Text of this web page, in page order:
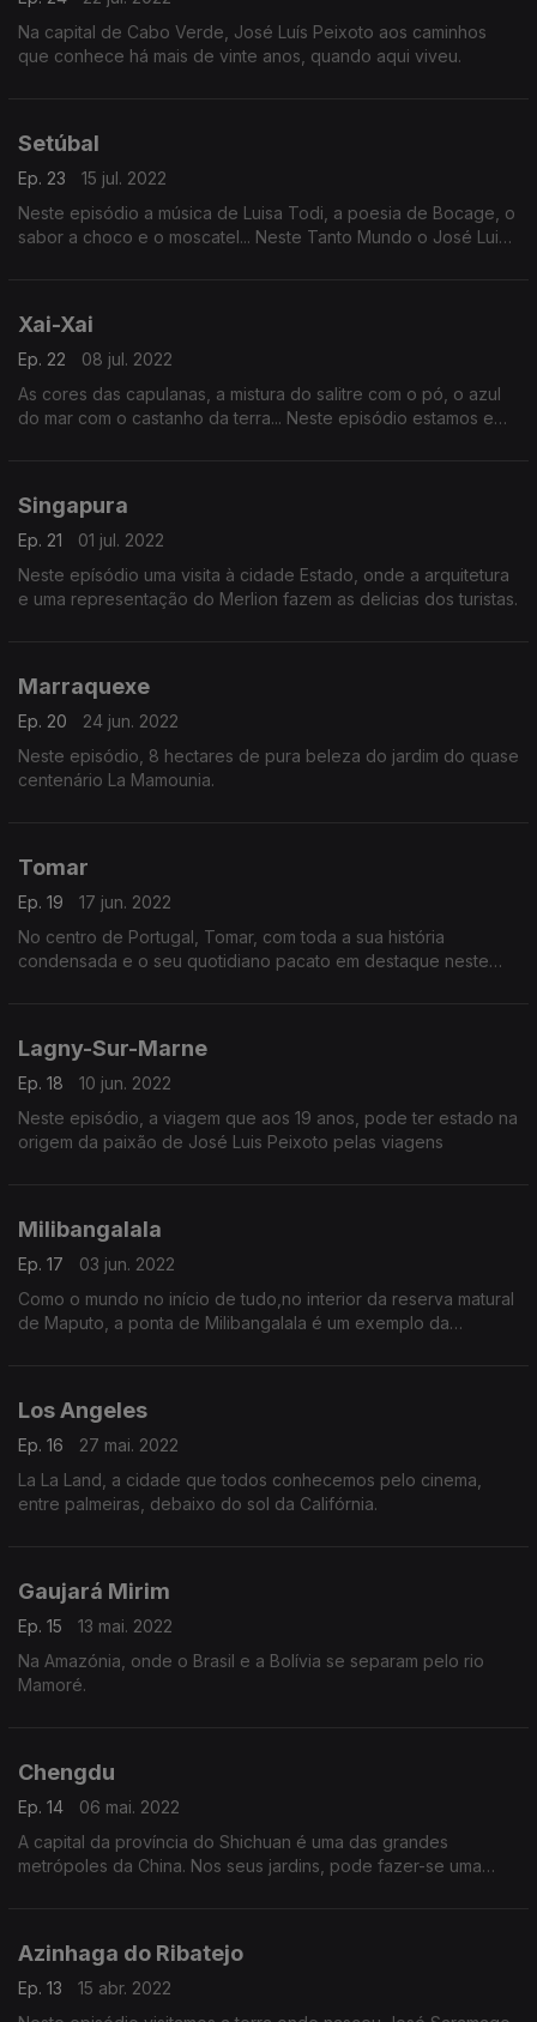
Na capital de Cabo Verde, José Luís Peixoto aos caminhos
que conhece há mais de vinte anos, quando aqui viveu.
Setúbal
Ep. 23
15 jul. 2022
Neste episódio a música de Luisa Todi, a poesia de Bocage, o
sabor a choco e o moscatel... Neste Tanto Mundo o José Luis
Xai-Xai
Ep. 22
08 jul. 2022
As cores das capulanas, a mistura do salitre com o pó, o azul
do mar com o castanho da terra... Neste episódio estamos em
Singapura
Ep. 21
01 jul. 2022
Neste epísódio uma visita à cidade Estado, onde a arquitetura
e uma representação do Merlion fazem as delicias dos turistas.
Marraquexe
Ep. 20
24 jun. 2022
Neste episódio, 8 hectares de pura beleza do jardim do quase
centenário La Mamounia.
Tomar
Ep. 19
17 jun. 2022
No centro de Portugal, Tomar, com toda a sua história
condensada e o seu quotidiano pacato em destaque neste
Lagny-Sur-Marne
Ep. 18
10 jun. 2022
Neste episódio, a viagem que aos 19 anos, pode ter estado na
origem da paixão de José Luis Peixoto pelas viagens
Milibangalala
Ep. 17
03 jun. 2022
Como o mundo no início de tudo,no interior da reserva matural
de Maputo, a ponta de Milibangalala é um exemplo da
Los Angeles
Ep. 16
27 mai. 2022
La La Land, a cidade que todos conhecemos pelo cinema,
entre palmeiras, debaixo do sol da Califórnia.
Gaujará Mirim
Ep. 15
13 mai. 2022
Na Amazónia, onde o Brasil e a Bolívia se separam pelo rio
Mamoré.
Chengdu
Ep. 14
06 mai. 2022
A capital da província do Shichuan é uma das grandes
metrópoles da China. Nos seus jardins, pode fazer-se uma
Azinhaga do Ribatejo
Ep. 13
15 abr. 2022